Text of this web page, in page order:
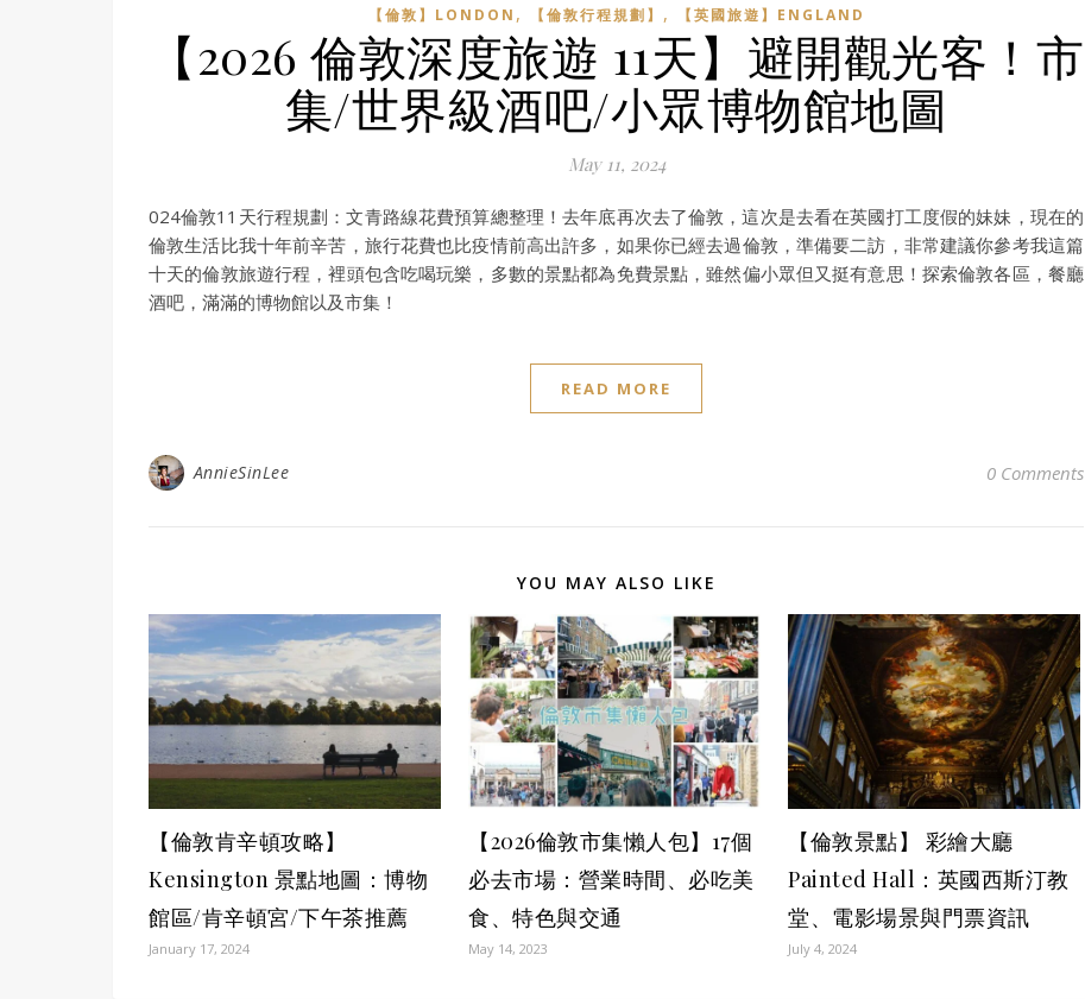
【倫敦】LONDON , 【倫敦行程規劃】 , 【英國旅遊】ENGLAND
【2026 倫敦深度旅遊 11天】避開觀光客！市
集/世界級酒吧/小眾博物館地圖
May 11, 2024
024倫敦11天行程規劃：文青路線花費預算總整理！去年底再次去了倫敦，這次是去看在英國打工度假的妹妹，現在的
倫敦生活比我十年前辛苦，旅行花費也比疫情前高出許多，如果你已經去過倫敦，準備要二訪，非常建議你參考我這篇
十天的倫敦旅遊行程，裡頭包含吃喝玩樂，多數的景點都為免費景點，雖然偏小眾但又挺有意思！探索倫敦各區，餐廳
酒吧，滿滿的博物館以及市集！
READ MORE
AnnieSinLee 0 Comments
YOU MAY ALSO LIKE
【倫敦肯辛頓攻略】
Kensington 景點地圖：博物
館區/肯辛頓宮/下午茶推薦
January 17, 2024
【2026倫敦市集懶人包】17個
必去市場：營業時間、必吃美
食、特色與交通
May 14, 2023
【倫敦景點】 彩繪大廳
Painted Hall：英國西斯汀教
堂、電影場景與門票資訊
July 4, 2024